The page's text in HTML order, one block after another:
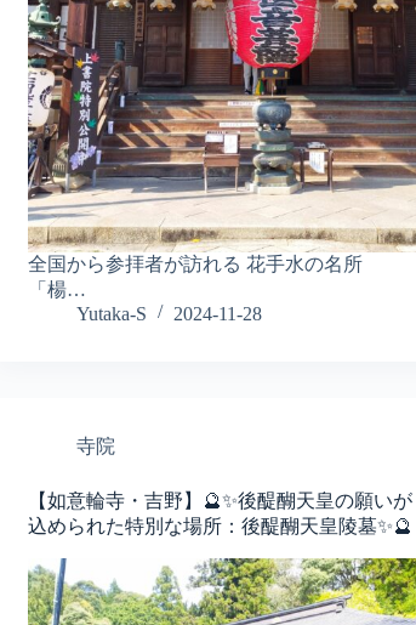
全国から参拝者が訪れる 花手水の名所
「楊…
Yutaka-S
2024-11-28
寺院
【如意輪寺・吉野】🔮✨後醍醐天皇の願いが
込められた特別な場所：後醍醐天皇陵墓✨🔮